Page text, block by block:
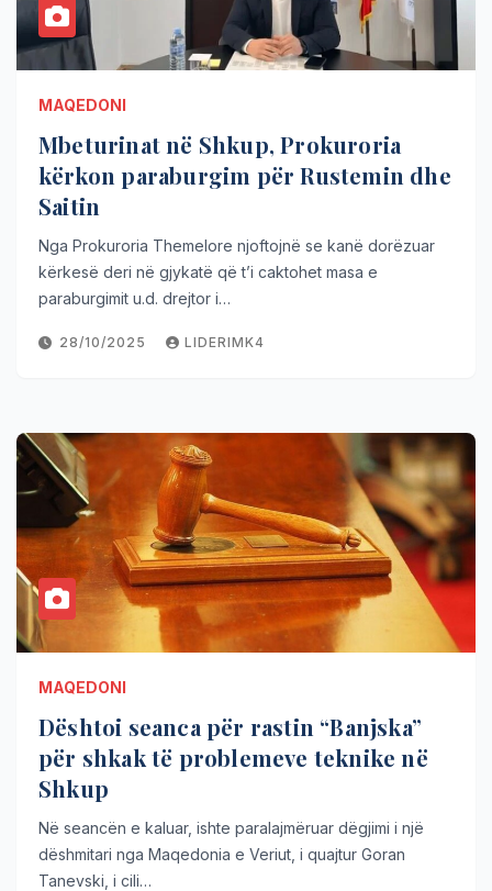
MAQEDONI
Mbeturinat në Shkup, Prokuroria
kërkon paraburgim për Rustemin dhe
Saitin
Nga Prokuroria Themelore njoftojnë se kanë dorëzuar
kërkesë deri në gjykatë që t’i caktohet masa e
paraburgimit u.d. drejtor i…
28/10/2025 LIDERIMK4
MAQEDONI
Dështoi seanca për rastin “Banjska”
për shkak të problemeve teknike në
Shkup
Në seancën e kaluar, ishte paralajmëruar dëgjimi i një
dëshmitari nga Maqedonia e Veriut, i quajtur Goran
Tanevski, i cili…